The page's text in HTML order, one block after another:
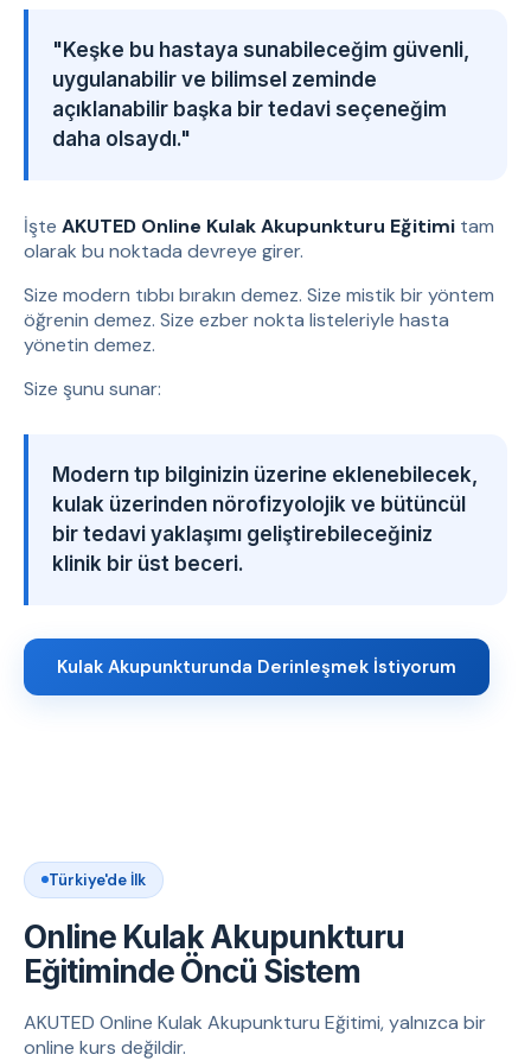
"Keşke bu hastaya sunabileceğim güvenli,
uygulanabilir ve bilimsel zeminde
açıklanabilir başka bir tedavi seçeneğim
daha olsaydı."
İşte AKUTED Online Kulak Akupunkturu Eğitimi tam
olarak bu noktada devreye girer.
Size modern tıbbı bırakın demez. Size mistik bir yöntem
öğrenin demez. Size ezber nokta listeleriyle hasta
yönetin demez.
Size şunu sunar:
Modern tıp bilginizin üzerine eklenebilecek,
kulak üzerinden nörofizyolojik ve bütüncül
bir tedavi yaklaşımı geliştirebileceğiniz
klinik bir üst beceri.
Kulak Akupunkturunda Derinleşmek İstiyorum
Türkiye'de İlk
Online Kulak Akupunkturu
Eğitiminde Öncü Sistem
AKUTED Online Kulak Akupunkturu Eğitimi, yalnızca bir
online kurs değildir.